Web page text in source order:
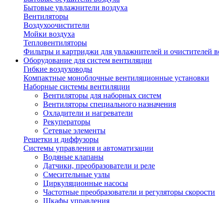
Бытовые увлажнители воздуха
Вентиляторы
Воздухоочистители
Мойки воздуха
Тепловентиляторы
Фильтры и картриджи для увлажнителей и очистителей
Оборудование для систем вентиляции
Гибкие воздуховоды
Компактные моноблочные вентиляционные установки
Наборные системы вентиляции
Вентиляторы для наборных систем
Вентиляторы специального назначения
Охладители и нагреватели
Рекуператоры
Сетевые элементы
Решетки и диффузоры
Системы управления и автоматизации
Водяные клапаны
Датчики, преобразователи и реле
Смесительные узлы
Циркуляционные насосы
Частотные преобразователи и регуляторы скорости
Шкафы управления